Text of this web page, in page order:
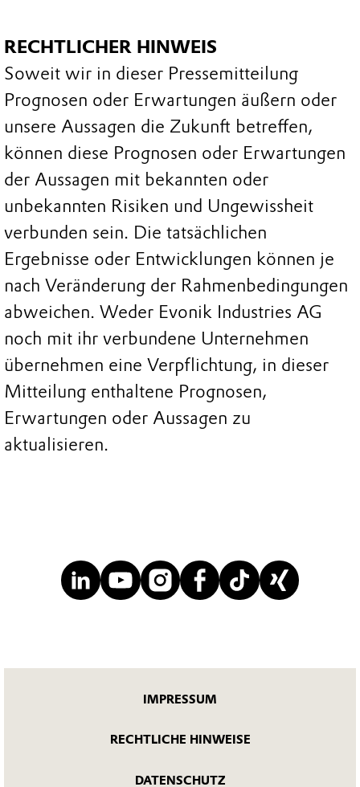
RECHTLICHER HINWEIS
Soweit wir in dieser Pressemitteilung
Prognosen oder Erwartungen äußern oder
unsere Aussagen die Zukunft betreffen,
können diese Prognosen oder Erwartungen
der Aussagen mit bekannten oder
unbekannten Risiken und Ungewissheit
verbunden sein. Die tatsächlichen
Ergebnisse oder Entwicklungen können je
nach Veränderung der Rahmenbedingungen
abweichen. Weder Evonik Industries AG
noch mit ihr verbundene Unternehmen
übernehmen eine Verpflichtung, in dieser
Mitteilung enthaltene Prognosen,
Erwartungen oder Aussagen zu
aktualisieren.
IMPRESSUM
RECHTLICHE HINWEISE
DATENSCHUTZ